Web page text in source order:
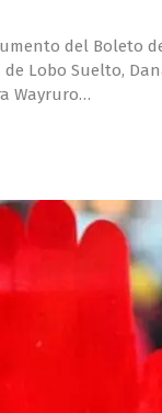
del Boleto
Lobo Suelto,
Wayruro…